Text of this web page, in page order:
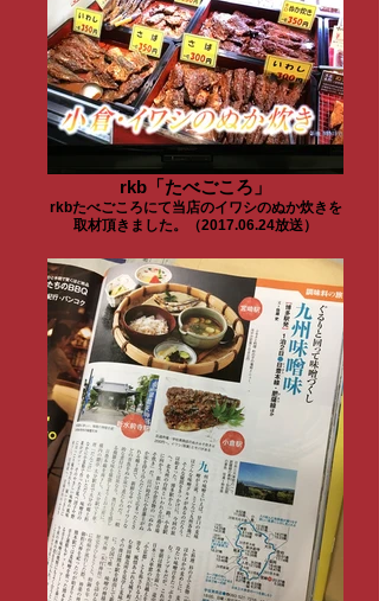
rkb「たべごころ」
rkbたべごころにて当店のイワシのぬか炊きを
取材頂きました。（2017.06.24放送）